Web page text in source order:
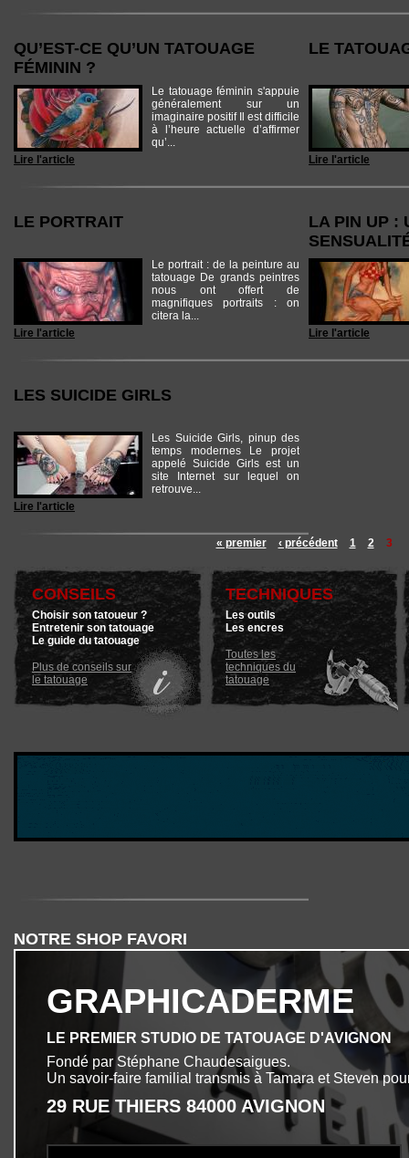
QU’EST-CE QU’UN TATOUAGE
FÉMININ ?
Le tatouage féminin s'appuie
généralement sur un
imaginaire positif Il est difficile
à l’heure actuelle d’affirmer
qu’...
Lire l'article
LE
Lire l'article
LE PORTRAIT
Le portrait : de la peinture au
tatouage De grands peintres
nous ont offert de
magnifiques portraits : on
citera la...
Lire l'article
LA PIN UP :
Lire l'article
LES SUICIDE GIRLS
Les Suicide Girls, pinup des
temps modernes Le projet
appelé Suicide Girls est un
site Internet sur lequel on
retrouve...
Lire l'article
« premier ‹ précédent 1 2 3
CONSEILS
Choisir son tatoueur ?
Entretenir son tatouage
Le guide du tatouage
Plus de conseils sur
le tatouage
TECHNIQUES
Les outils
Les encres
Toutes les
techniques du
tatouage
NOTRE SHOP FAVORI
GRAPHICADERME
LE PREMIER STUDIO DE TATOUAGE D'AVIGNON
Fondé par Stéphane Chaudesaigues.
Un savoir-faire familial transmis à Tamara et Steven
29 RUE THIERS 84000 AVIGNON